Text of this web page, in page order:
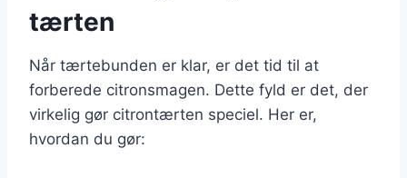
tærten
Når tærtebunden er klar, er det tid til at
forberede citronsmagen. Dette fyld er det, der
virkelig gør citrontærten speciel. Her er,
hvordan du gør: